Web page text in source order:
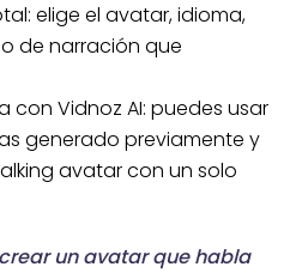
elige el avatar, idioma,
de narración que
con Vidnoz AI: puedes usar
generado previamente y
avatar con un solo
un avatar que habla